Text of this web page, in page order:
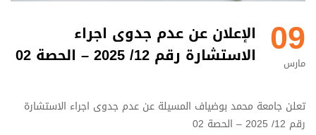
09
مارس
الإعلان عن عدم جدوى اجراء
الاستشارة رقم 12/ 2025 – الحصة 02
تعلن جامعة محمد بوضياف المسيلة عن عدم جدوى اجراء الاستشارة
رقم 12/ 2025 – الحصة 02